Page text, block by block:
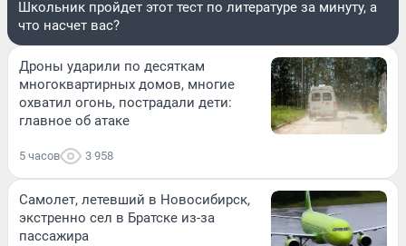
Школьник пройдет этот тест по литературе за минуту, а
что насчет вас?
Дроны ударили по десяткам
многоквартирных домов, многие
охватил огонь, пострадали дети:
главное об атаке
5 часов 3 958
Самолет, летевший в Новосибирск,
экстренно сел в Братске из-за
пассажира